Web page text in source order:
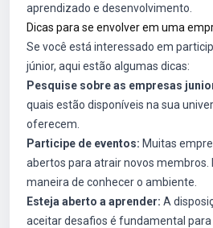
aprendizado e desenvolvimento.
Dicas para se envolver em uma
Se você está interessado em
júnior, aqui estão algumas dicas:
Pesquise sobre as empresas
quais estão disponíveis na sua
oferecem.
Participe de eventos: Muitas
abertos para atrair novos membros.
maneira de conhecer o ambiente.
Esteja aberto a aprender: A
aceitar desafios é fundamental